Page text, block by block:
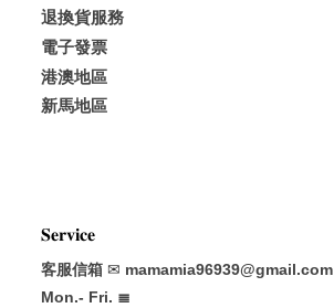
退換貨服務
電子發票
港澳地區
新馬地區
𝐒𝐞𝐫𝐯𝐢𝐜𝐞
客服信箱 ✉ mamamia96939@gmail.com
Mon.- Fri. ≣